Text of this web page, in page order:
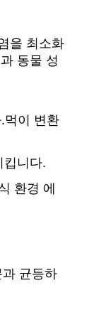
을 최소화
동물 성
먹이 변환
킵니다.
환경 에
균등하